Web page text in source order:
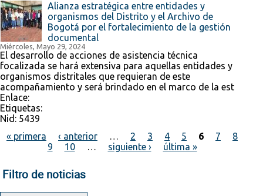
Alianza estratégica entre entidades y
organismos del Distrito y el Archivo de
Bogotá por el fortalecimiento de la gestión
documental
Miércoles, Mayo 29, 2024
El desarrollo de acciones de asistencia técnica
focalizada se hará extensiva para aquellas entidades y
organismos distritales que requieran de este
acompañamiento y será brindado en el marco de la est
Enlace:
Etiquetas:
Nid: 5439
« primera ‹ anterior … 2 3 4 5 6 7
8
9
10 … siguiente › última »
Filtro de noticias